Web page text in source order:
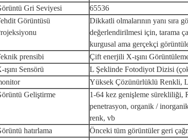
Gri Seviyesi
65536
Görüntüsü
Dikkatli olmalarının yanı sıra
değerlendirilmesi için, tarama
kurgusal ama gerçekçi
prensibi
Çift enerjili X-ışını
ışını Sensörü
L Şeklinde Fotodiyot Dizisi
Yüksek Çözünürlüklü Renkli,
Geliştirme
1-64 kez genişleme sürekliliği,
penetrasyon, organik /
renk, vb
hatırlama
Önceki tüm görüntüler geri